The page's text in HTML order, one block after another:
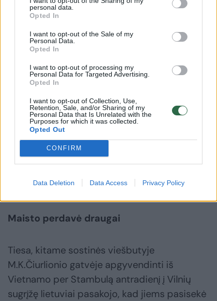
personal data.
Opted In
I want to opt-out of the Sale of my
Personal Data.
Opted In
I want to opt-out of processing my
Personal Data for Targeted Advertising.
Opted In
I want to opt-out of Collection, Use,
Retention, Sale, and/or Sharing of my
Personal Data that Is Unrelated with the
Purposes for which it was collected.
Opted Out
CONFIRM
Data Deletion Data Access Privacy Policy
Žmonės skundžiasi dėl prastų karantino sąlygų Vilniaus
Lrytas.lt skaitytojų nuotr.
Maisto perdavė draugai
Tiesa, kitame sostinės viešbutyje
M.K.Čiurlionio gatvėje apgyvendinti iš
Vietnamo per Stambulą antradienį į Vilnių
sugrįžę lietuviai pasakojo, kad jiems pasisekė